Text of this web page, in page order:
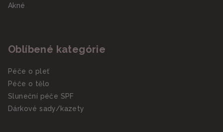
Akné
Oblíbené kategórie
Péče o pleť
Péče o tělo
Sluneční péče SPF
Dárkové sady/kazety